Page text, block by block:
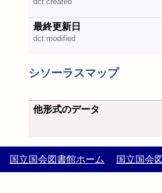
最終更新日
dct:modified
シソーラスマップ
他形式のデータ
国立国会図書館ホーム 国立国会